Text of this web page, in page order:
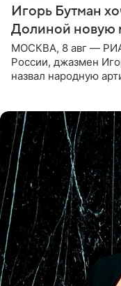
Игорь Бутман
Долиной новую
МОСКВА, 8 авг —
России, джазмен
назвал народную